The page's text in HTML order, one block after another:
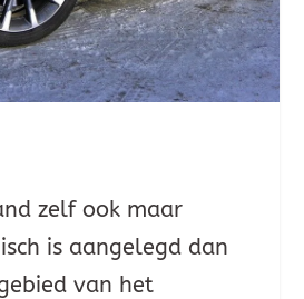
zelf ook maar
is aangelegd dan
van het